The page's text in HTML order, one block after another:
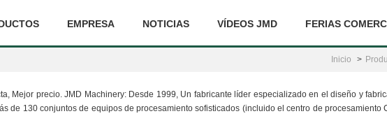
EMPRESA NOTICIAS VÍDEOS JMD FERIAS
Inicio
Mejor precio. JMD Machinery: Desde 1999, Un fabricante líder especializado en el diseño y
de 130 conjuntos de equipos de procesamiento sofisticados (incluido el centro de procesamiento